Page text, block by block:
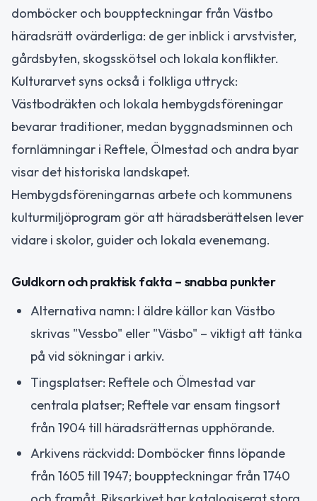
domböcker och bouppteckningar från Västbo
häradsrätt ovärderliga: de ger inblick i arvstvister,
gårdsbyten, skogsskötsel och lokala konflikter.
Kulturarvet syns också i folkliga uttryck:
Västbodräkten och lokala hembygdsföreningar
bevarar traditioner, medan byggnadsminnen och
fornlämningar i Reftele, Ölmestad och andra byar
visar det historiska landskapet.
Hembygdsföreningarnas arbete och kommunens
kulturmiljöprogram gör att häradsberättelsen lever
vidare i skolor, guider och lokala evenemang.
Guldkorn och praktisk fakta – snabba punkter
Alternativa namn: I äldre källor kan Västbo
skrivas "Vessbo" eller "Väsbo" – viktigt att tänka
på vid sökningar i arkiv.
Tingsplatser: Reftele och Ölmestad var
centrala platser; Reftele var ensam tingsort
från 1904 till häradsrätternas upphörande.
Arkivens räckvidd: Domböcker finns löpande
från 1605 till 1947; bouppteckningar från 1740